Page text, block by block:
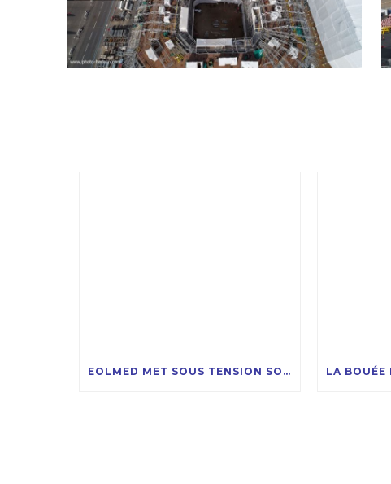
EOLMED MET SOUS TENSION SON PROJET PILOTE D’ÉOLIENNES FLOTTANTES